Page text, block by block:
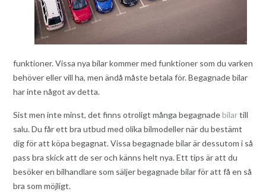
funktioner. Vissa nya bilar kommer med funktioner som du varken
behöver eller vill ha, men ändå måste betala för. Begagnade bilar
har inte något av detta.
Sist men inte minst, det finns otroligt många begagnadebilartill
salu. Du får ett bra utbud med olika bilmodeller när du bestämt
dig för att köpa begagnat. Vissa begagnade bilar är dessutom i så
pass bra skick att de ser och känns helt nya. Ett tips är att du
besöker en bilhandlare som säljer begagnade bilar för att få en så
bra som möjligt.